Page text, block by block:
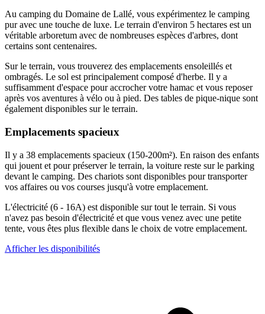
Au camping du Domaine de Lallé, vous expérimentez le camping
pur avec une touche de luxe. Le terrain d'environ 5 hectares est un
véritable arboretum avec de nombreuses espèces d'arbres, dont
certains sont centenaires.
Sur le terrain, vous trouverez des emplacements ensoleillés et
ombragés. Le sol est principalement composé d'herbe. Il y a
suffisamment d'espace pour accrocher votre hamac et vous reposer
après vos aventures à vélo ou à pied. Des tables de pique-nique sont
également disponibles sur le terrain.
Emplacements spacieux
Il y a 38 emplacements spacieux (150-200m²). En raison des enfants
qui jouent et pour préserver le terrain, la voiture reste sur le parking
devant le camping. Des chariots sont disponibles pour transporter
vos affaires ou vos courses jusqu'à votre emplacement.
L'électricité (6 - 16A) est disponible sur tout le terrain. Si vous
n'avez pas besoin d'électricité et que vous venez avec une petite
tente, vous êtes plus flexible dans le choix de votre emplacement.
Afficher les disponibilités